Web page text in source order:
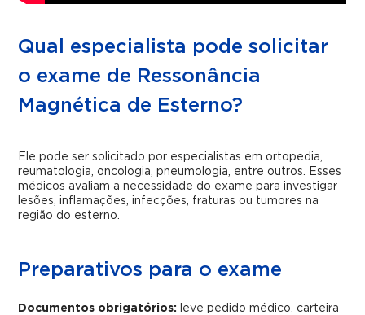
Qual especialista pode solicitar
o exame de Ressonância
Magnética de Esterno?
Ele pode ser solicitado por especialistas em ortopedia,
reumatologia, oncologia, pneumologia, entre outros. Esses
médicos avaliam a necessidade do exame para investigar
lesões, inflamações, infecções, fraturas ou tumores na
região do esterno.
Preparativos para o exame
Documentos obrigatórios:
leve pedido médico, carteira